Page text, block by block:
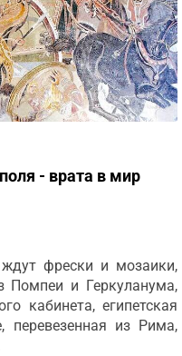
- врата в мир
фрески и мозаики,
Помпеи и Геркуланума,
кабинета, египетская
перевезенная из Рима,